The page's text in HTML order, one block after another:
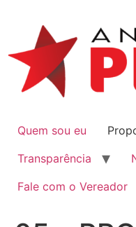
Quem sou eu
Transparência
Fale com o Vereador